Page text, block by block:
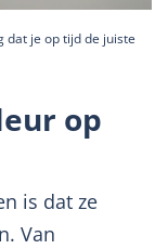
dat je op tijd de juiste
op
is dat ze
Van